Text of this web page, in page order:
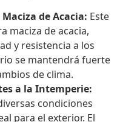
de Acacia: Este
maciza de acacia,
y resistencia a los
se mantendrá fuerte
de clima.
a la Intemperie:
condiciones
para el exterior. El